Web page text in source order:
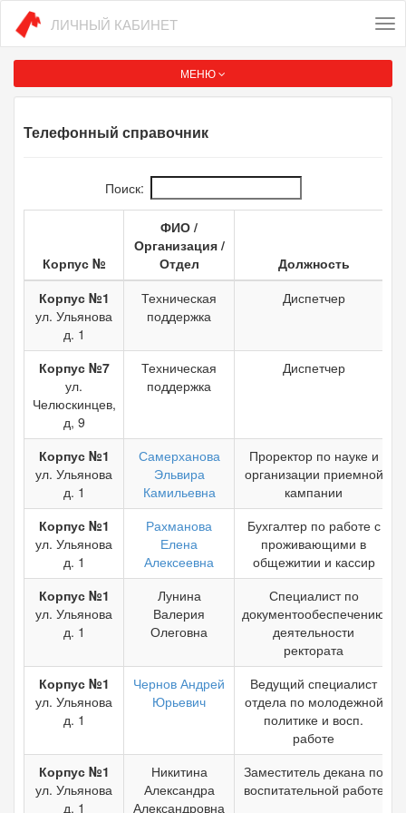
ЛИЧНЫЙ КАБИНЕТ
МЕНЮ
Телефонный справочник
Поиск:
Корпус №
ФИО /
Организация /
Отдел
Должность
Корпус №
Организация /
Отдел
Должность
Корпус №1
ул. Ульянова
д. 1
Техническая
поддержка
Диспетчер
Корпус №7
ул.
Челюскинцев,
д, 9
Техническая
поддержка
Диспетчер
Корпус №1
ул. Ульянова
д. 1
Самерханова
Эльвира
Камильевна
Проректор по науке и
организации приемной
кампании
Корпус №1
ул. Ульянова
д. 1
Рахманова
Елена
Алексеевна
Бухгалтер по работе с
проживающими в
общежитии и кассир
Корпус №1
ул. Ульянова
д. 1
Лунина
Валерия
Олеговна
Специалист по
документообеспечению
деятельности
ректората
Корпус №1
ул. Ульянова
д. 1
Чернов Андрей
Юрьевич
Ведущий специалист
отдела по молодежной
политике и восп.
работе
Корпус №1
ул. Ульянова
д. 1
Никитина
Александра
Александровна
Заместитель декана по
воспитательной работе